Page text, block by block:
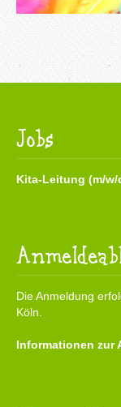
Jobs
Kita-Leitung (m/w/
Die Anmeldung
Köln.
Informationen zur